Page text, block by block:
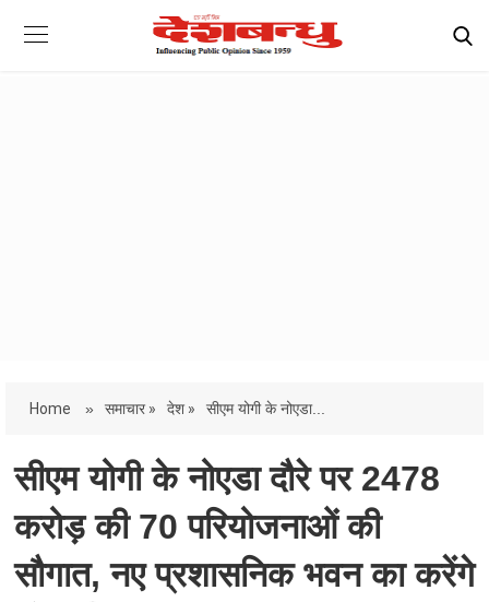
Home » समाचार » देश » सीएम योगी के नोएडा...
सीएम योगी के नोएडा दौरे पर 2478
करोड़ की 70 परियोजनाओं की
सौगात, नए प्रशासनिक भवन का करेंगे